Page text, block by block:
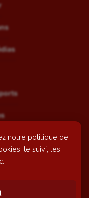
notre politique de
le suivi, les